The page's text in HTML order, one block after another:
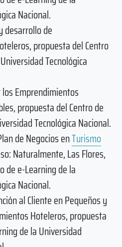
Nacional.
desarrollo de
propuesta del Centro
Tecnológica
los Emprendimientos
propuesta del Centro de
Tecnológica Nacional.
de Negocios enTurismo
Naturalmente, Las Flores,
de e-Learning de la
Nacional.
al Cliente en Pequeños y
Hoteleros, propuesta
de la Universidad